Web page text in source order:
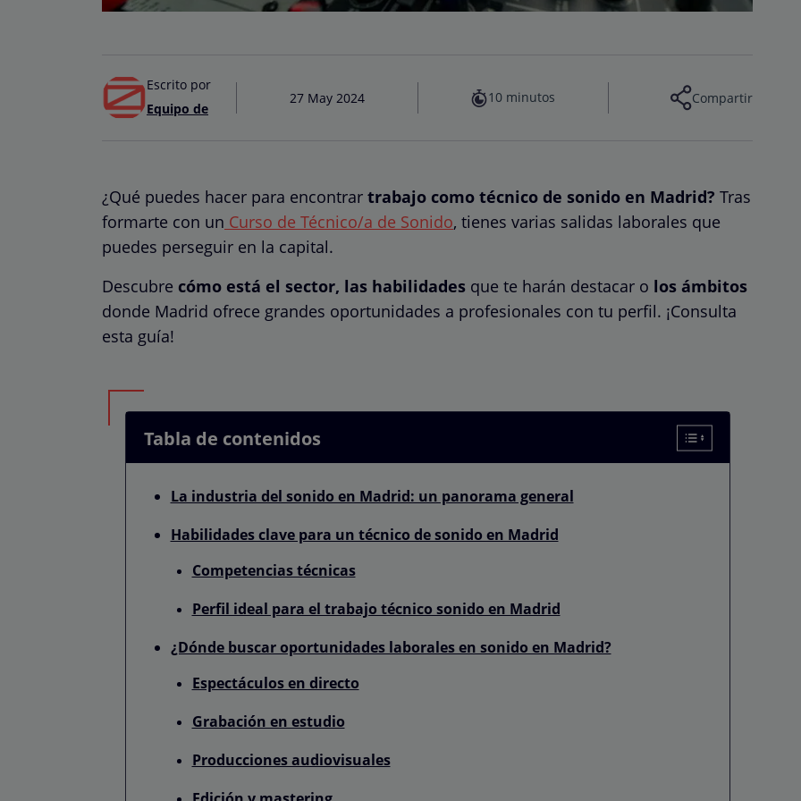
Escrito por
Equipo de
27 May 2024 10 minutos Compartir
¿Qué puedes hacer para encontrar trabajo como técnico de sonido en Madrid? Tras
formarte con un Curso de Técnico/a de Sonido, tienes varias salidas laborales que
puedes perseguir en la capital.
Descubre cómo está el sector, las habilidades que te harán destacar o los ámbitos
donde Madrid ofrece grandes oportunidades a profesionales con tu perfil. ¡Consulta
esta guía!
Tabla de contenidos
La industria del sonido en Madrid: un panorama general
Habilidades clave para un técnico de sonido en Madrid
Competencias técnicas
Perfil ideal para el trabajo técnico sonido en Madrid
¿Dónde buscar oportunidades laborales en sonido en Madrid?
Espectáculos en directo
Grabación en estudio
Producciones audiovisuales